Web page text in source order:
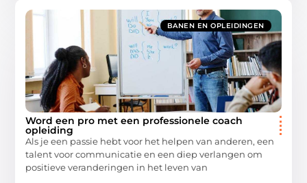
BANEN EN OPLEIDINGEN
Word een pro met een professionele coach
opleiding
Als je een passie hebt voor het helpen van anderen, een
talent voor communicatie en een diep verlangen om
positieve veranderingen in het leven van